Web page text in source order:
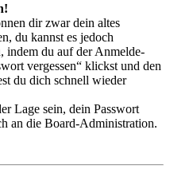
dir zwar dein altes
du kannst es jedoch
indem du auf der Anmelde-
vergessen“ klickst und den
du dich schnell wieder
Lage sein, dein Passwort
an die Board-Administration.